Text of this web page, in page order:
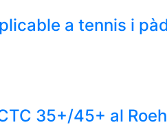
a tennis i
35+/45+ al